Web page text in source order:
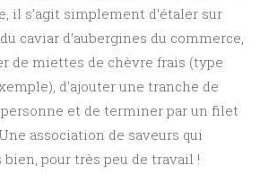
il s’agit simplement d’étaler sur
caviar d’aubergines du commerce,
de miettes de chèvre frais (type
d’ajouter une tranche de
et de terminer par un filet
association de saveurs qui
pour très peu de travail !